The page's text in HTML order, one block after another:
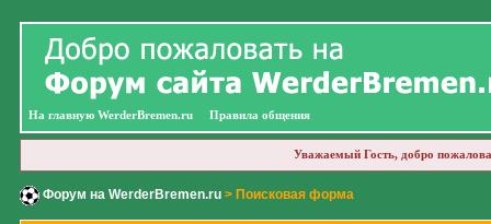
На главную WerderBremen.ru Правила общения
Уважаемый Гость, добро
Форум на WerderBremen.ru> Поисковая форма